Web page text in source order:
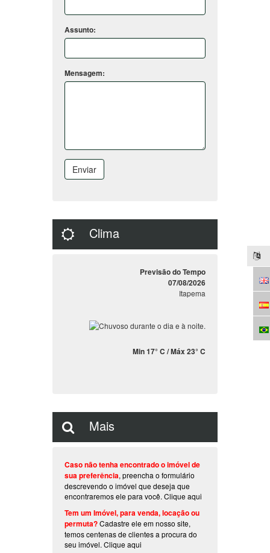
Assunto:
Mensagem:
Enviar
Clima
Previsão do Tempo
07/08/2026
Itapema
Min 17° C / Máx 23° C
Mais
Caso não tenha encontrado o imóvel de
sua preferência, preencha o formulário
descrevendo o imóvel que deseja que
encontraremos ele para você. Clique aqui
Tem um Imóvel, para venda, locação ou
permuta?Cadastre ele em nosso site,
temos centenas de clientes a procura do
seu imóvel. Clique aqui